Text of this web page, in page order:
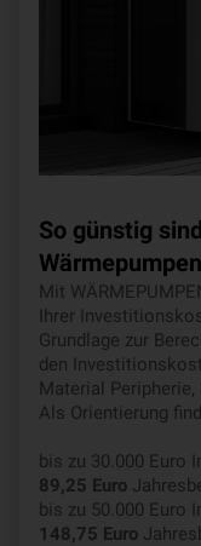
So günstig
Mit
Ihrer
Grundlage zur
den
Material
Als Orientierung
bis zu 30.000 Euro
89,25 Euro
bis zu 50.000 Euro
148,75 Euro